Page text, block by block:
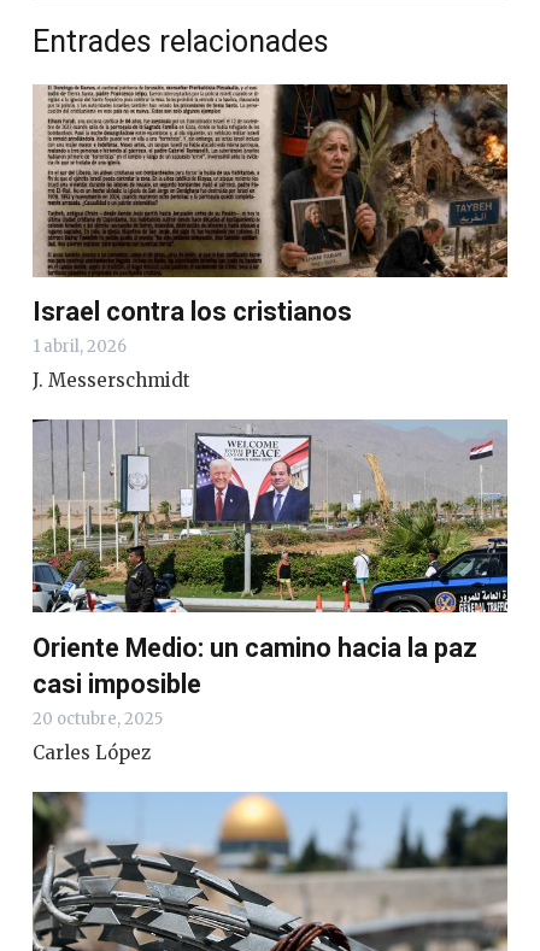
Entrades relacionades
Israel contra los cristianos
1 abril, 2026
J. Messerschmidt
Oriente Medio: un camino hacia la paz
casi imposible
20 octubre, 2025
Carles López